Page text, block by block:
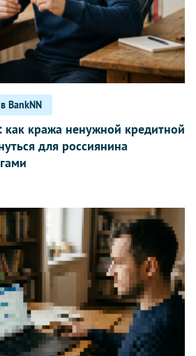
BankNN
как кража ненужной кредитной
для россиянина